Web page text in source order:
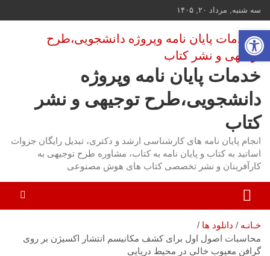
بروید
سه شنبه, مرداد ۲۰, ۱۴۰۵
خدمات پایان نامه وپروژه
دانشجویی،طرح توجیهی و نشر
کتاب
انجام پایان نامه های کارشناسی ارشد و دکتری، تبدیل رایگان جزوات
اساتید به کتاب و پایان نامه به کتاب، مشاوره طرح توجیهی به
کارآفرینان و نشر تخصصی کتاب های هوش مصنوعی
خـانـه دانلود ها
محاسبات اصول اول برای کشف مکانیسم انتشار اکسیژن بر روی
گرافن معیوب خالی در محیط دریایی
باز کردن نوار ابزار